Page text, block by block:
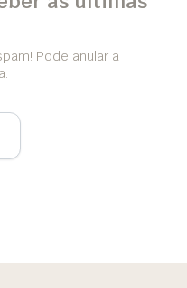
Pode anular a